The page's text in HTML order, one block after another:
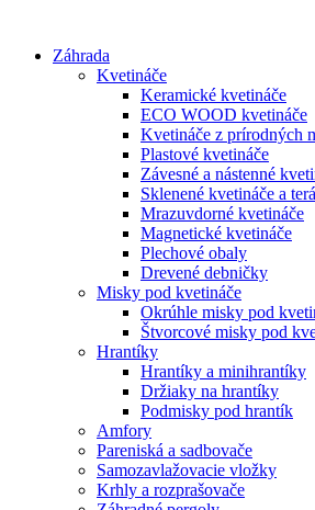
obsah
Záhrada
Kvetináče
Keramické kvetináče
ECO WOOD kvetináče
Kvetináče z prírodných
Plastové kvetináče
Závesné a nástenné
Sklenené kvetináče a
Mrazuvdorné kvetináče
Magnetické kvetináče
Plechové obaly
Drevené debničky
Misky pod kvetináče
Okrúhle misky pod
Štvorcové misky pod
Hrantíky
Hrantíky a minihrantíky
Držiaky na hrantíky
Podmisky pod hrantík
Amfory
Pareniská a sadbovače
Samozavlažovacie vložky
Krhly a rozprašovače